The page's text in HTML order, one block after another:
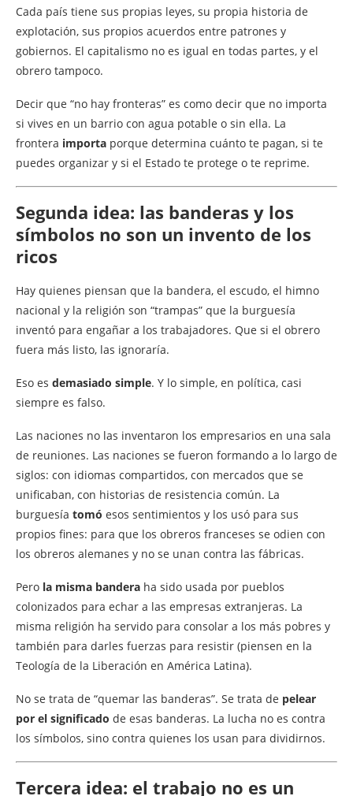
Cada país tiene sus propias leyes, su propia historia de
explotación, sus propios acuerdos entre patrones y
gobiernos. El capitalismo no es igual en todas partes, y el
obrero tampoco.
Decir que “no hay fronteras” es como decir que no importa
si vives en un barrio con agua potable o sin ella. La
frontera importa porque determina cuánto te pagan, si te
puedes organizar y si el Estado te protege o te reprime.
Segunda idea: las banderas y los
símbolos no son un invento de los
ricos
Hay quienes piensan que la bandera, el escudo, el himno
nacional y la religión son “trampas” que la burguesía
inventó para engañar a los trabajadores. Que si el obrero
fuera más listo, las ignoraría.
Eso es demasiado simple. Y lo simple, en política, casi
siempre es falso.
Las naciones no las inventaron los empresarios en una sala
de reuniones. Las naciones se fueron formando a lo largo de
siglos: con idiomas compartidos, con mercados que se
unificaban, con historias de resistencia común. La
burguesía tomó esos sentimientos y los usó para sus
propios fines: para que los obreros franceses se odien con
los obreros alemanes y no se unan contra las fábricas.
Pero la misma bandera ha sido usada por pueblos
colonizados para echar a las empresas extranjeras. La
misma religión ha servido para consolar a los más pobres y
también para darles fuerzas para resistir (piensen en la
Teología de la Liberación en América Latina).
No se trata de “quemar las banderas”. Se trata de pelear
por el significado de esas banderas. La lucha no es contra
los símbolos, sino contra quienes los usan para dividirnos.
Tercera idea: el trabajo no es un